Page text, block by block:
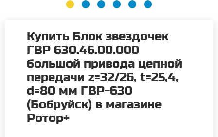
Купить Блок звездочек
ГВР 630.46.00.000
большой привода цепной
передачи z=32/26, t=25,4,
d=80 мм ГВР-630
(Бобруйск) в магазине
Ротор+